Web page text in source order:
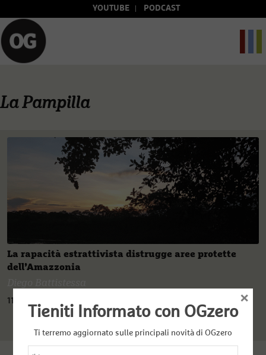
YOUTUBE PODCAST
La Pampilla
La rapacità estrattivista distrugge aree protette
dell’Amazzonia
11 Febbraio 2022
Tieniti Informato con OGzero
Ti terremo aggiornato sulle principali novità di OGzero
×